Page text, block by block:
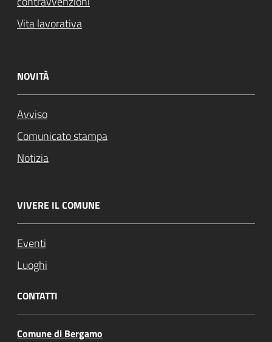
Vita lavorativa
NOVITÀ
Avviso
Comunicato stampa
Notizia
VIVERE IL COMUNE
Eventi
Luoghi
CONTATTI
Comune di Bergamo